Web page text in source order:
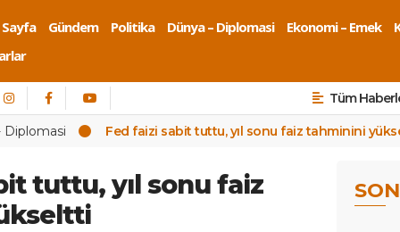
Gündem Politika Dünya – Diplomasi Ekonomi – Emek
Tüm
Diplomasi Fed faizi sabit tuttu, yıl sonu faiz tahminini
tuttu, yıl sonu faiz